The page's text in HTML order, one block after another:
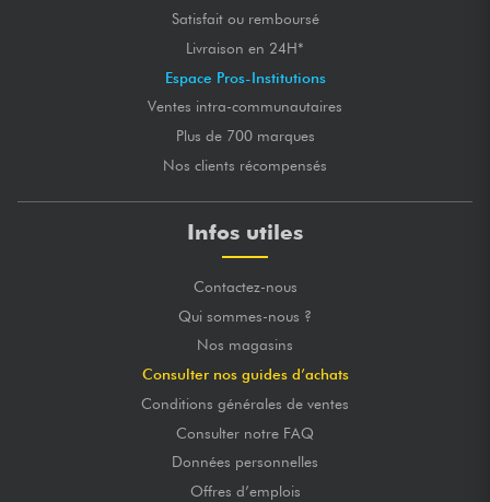
Satisfait ou remboursé
Livraison en 24H*
Espace Pros-Institutions
Ventes intra-communautaires
Plus de 700 marques
Nos clients récompensés
Infos utiles
Contactez-nous
Qui sommes-nous ?
Nos magasins
Consulter nos guides d’achats
Conditions générales de ventes
Consulter notre FAQ
Données personnelles
Offres d’emplois